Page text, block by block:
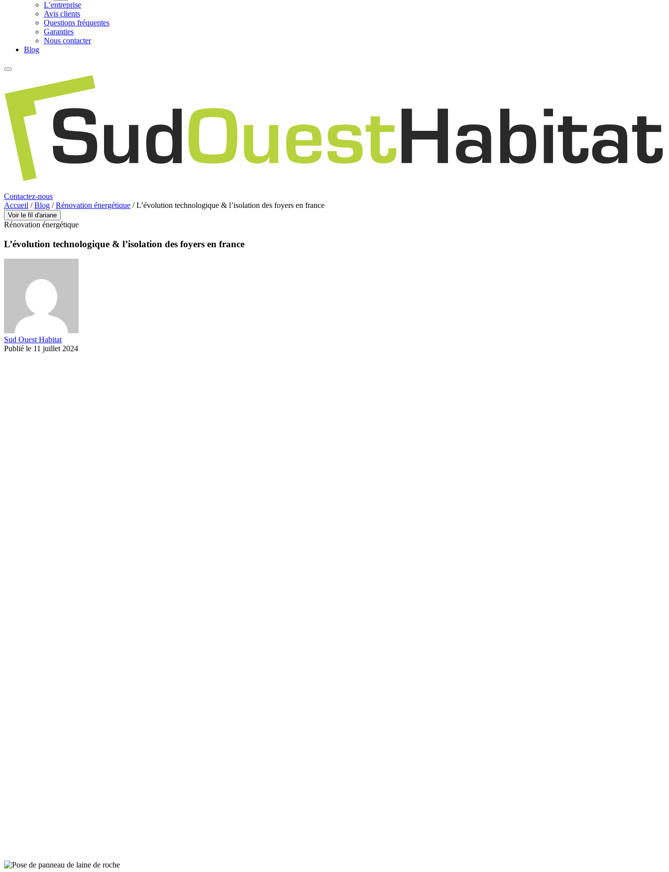
L’entreprise
Avis clients
Questions fréquentes
Garanties
Nous contacter
Blog
Contactez-nous
Accueil /Blog /Rénovation énergétique /L’évolution technologique & l’isolation des foyers en france
Voir le fil d'ariane
Rénovation énergétique
L’évolution technologique & l’isolation des foyers en france
Sud Ouest Habitat
Publié le 11 juillet 2024